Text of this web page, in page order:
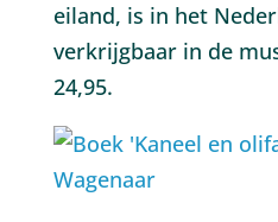
eiland, is in het
verkrijgbaar in de
24,95.